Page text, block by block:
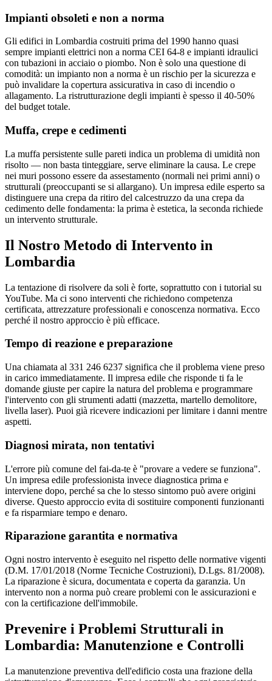
Impianti obsoleti e non a norma
Gli edifici in Lombardia costruiti prima del 1990 hanno quasi
sempre impianti elettrici non a norma CEI 64-8 e impianti idraulici
con tubazioni in acciaio o piombo. Non è solo una questione di
comodità: un impianto non a norma è un rischio per la sicurezza e
può invalidare la copertura assicurativa in caso di incendio o
allagamento. La ristrutturazione degli impianti è spesso il 40-50%
del budget totale.
Muffa, crepe e cedimenti
La muffa persistente sulle pareti indica un problema di umidità non
risolto — non basta tinteggiare, serve eliminare la causa. Le crepe
nei muri possono essere da assestamento (normali nei primi anni) o
strutturali (preoccupanti se si allargano). Un impresa edile esperto sa
distinguere una crepa da ritiro del calcestruzzo da una crepa da
cedimento delle fondamenta: la prima è estetica, la seconda richiede
un intervento strutturale.
Il Nostro Metodo di Intervento in
Lombardia
La tentazione di risolvere da soli è forte, soprattutto con i tutorial su
YouTube. Ma ci sono interventi che richiedono competenza
certificata, attrezzature professionali e conoscenza normativa. Ecco
perché il nostro approccio è più efficace.
Tempo di reazione e preparazione
Una chiamata al 331 246 6237 significa che il problema viene preso
in carico immediatamente. Il impresa edile che risponde ti fa le
domande giuste per capire la natura del problema e programmare
l'intervento con gli strumenti adatti (mazzetta, martello demolitore,
livella laser). Puoi già ricevere indicazioni per limitare i danni mentre
aspetti.
Diagnosi mirata, non tentativi
L'errore più comune del fai-da-te è "provare a vedere se funziona".
Un impresa edile professionista invece diagnostica prima e
interviene dopo, perché sa che lo stesso sintomo può avere origini
diverse. Questo approccio evita di sostituire componenti funzionanti
e fa risparmiare tempo e denaro.
Riparazione garantita e normativa
Ogni nostro intervento è eseguito nel rispetto delle normative vigenti
(D.M. 17/01/2018 (Norme Tecniche Costruzioni), D.Lgs. 81/2008).
La riparazione è sicura, documentata e coperta da garanzia. Un
intervento non a norma può creare problemi con le assicurazioni e
con la certificazione dell'immobile.
Prevenire i Problemi Strutturali in
Lombardia: Manutenzione e Controlli
La manutenzione preventiva dell'edificio costa una frazione della